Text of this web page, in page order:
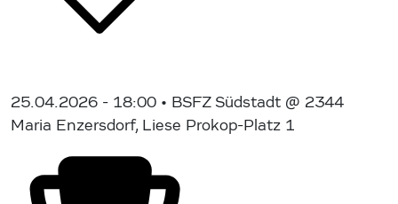
25.04.2026 - 18:00 • BSFZ Südstadt @ 2344
Maria Enzersdorf, Liese Prokop-Platz 1